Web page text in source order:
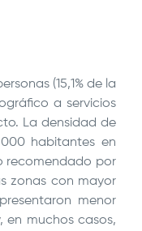
(15,1% de la
a servicios
La densidad de
000 habitantes en
recomendado por
zonas con mayor
menor
en muchos casos,